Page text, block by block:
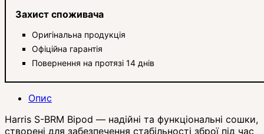
Захист споживача
Оригінальна продукція
Офіційна гарантія
Повернення на протязі 14 днів
Опис
Harris S-BRM Bipod — надійні та функціональні сошки,
створені для забезпечення стабільності зброї під час